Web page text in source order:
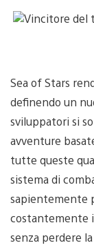
Sea of Stars
definendo un
sviluppatori si
avventure
tutte queste
sistema di
sapientemente
costantemente
senza perdere